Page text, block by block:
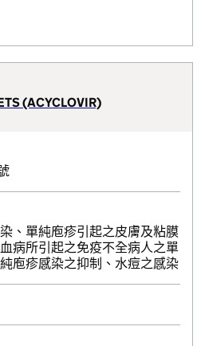
(ACYCLOVIR)
、單純庖疹引起之皮膚及粘膜
病所引起之免疫不全病人之單
庖疹感染之抑制、水痘之感染